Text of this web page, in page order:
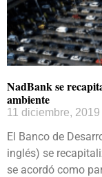
NadBank se
ambiente
11 diciembre, 2019
El Banco de
inglés) se
se acordó como